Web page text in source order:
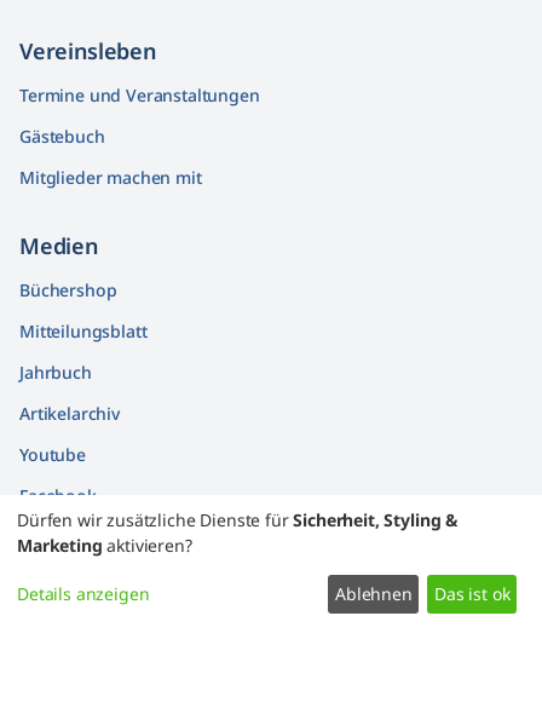
Vereinsleben
Termine und Veranstaltungen
Gästebuch
Mitglieder machen mit
Medien
Büchershop
Mitteilungsblatt
Jahrbuch
Artikelarchiv
Youtube
Facebook
Findbücher
Widerrufsformular
Dürfen wir zusätzliche Dienste fürSicherheit, Styling &
Marketing aktivieren?
Details anzeigen Ablehnen Das ist ok